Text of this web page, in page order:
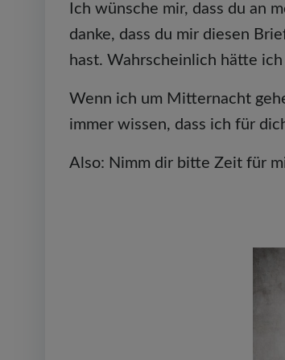
Ich wünsche mir, dass du an
danke, dass du mir diesen
hast. Wahrscheinlich hätte
Wenn ich um Mitternacht
immer wissen, dass ich für
Also: Nimm dir bitte Zeit für